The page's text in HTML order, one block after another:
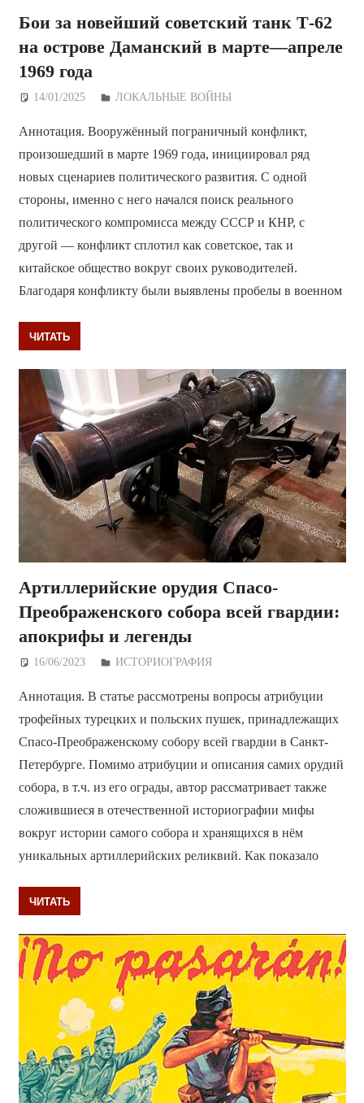
Бои за новейший советский танк Т-62
на острове Даманский в марте—апреле
1969 года
14/01/2025 Дежурный по Редакции
ЛОКАЛЬНЫЕ ВОЙНЫ
Аннотация. Вооружённый пограничный конфликт,
произошедший в марте 1969 года, инициировал ряд
новых сценариев политического развития. С одной
стороны, именно с него начался поиск реального
политического компромисса между СССР и КНР, с
другой — конфликт сплотил как советское, так и
китайское общество вокруг своих руководителей.
Благодаря конфликту были выявлены пробелы в военном
ЧИТАТЬ
Артиллерийские орудия Спасо-
Преображенского собора всей гвардии:
апокрифы и легенды
16/06/2023 Дежурный по Редакции
ИСТОРИОГРАФИЯ
Аннотация. В статье рассмотрены вопросы атрибуции
трофейных турецких и польских пушек, принадлежащих
Спасо-Преображенскому собору всей гвардии в Санкт-
Петербурге. Помимо атрибуции и описания самих орудий
собора, в т.ч. из его ограды, автор рассматривает также
сложившиеся в отечественной историографии мифы
вокруг истории самого собора и хранящихся в нём
уникальных артиллерийских реликвий. Как показало
ЧИТАТЬ